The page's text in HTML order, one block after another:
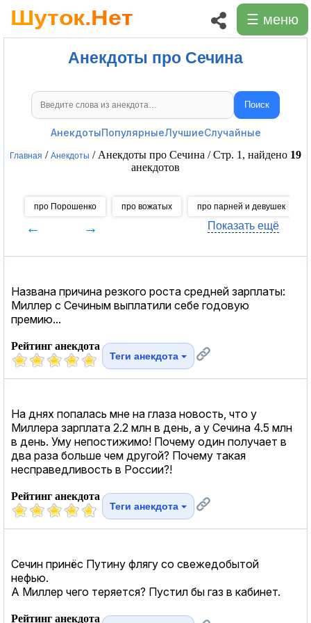
☰ меню
Анекдоты про Сечина
Поиск анекдотов Поиск
АнекдотыПопулярныеЛучшиеСлучайные
Главная / Анекдоты / Анекдоты про Сечина / Стр. 1, найдено 19
анекдотов
про Порошенко про вожатых про парней и девушек
← → Показать ещё
Названа причина резкого роста средней зарплаты:
Миллер с Сечиным выплатили себе годовую
премию...
Рейтинг анекдота
Теги анекдота
На днях попалась мне на глаза новость, что у
Миллера зарплата 2.2 млн в день, а у Сечина 4.5 млн
в день. Уму непостижимо! Почему один получает в
два раза больше чем другой? Почему такая
несправедливость в России?!
Рейтинг анекдота
Теги анекдота
Сечин принёс Путину флягу со свежедобытой
нефью.
А Миллер чего теряется? Пустил бы газ в кабинет.
Рейтинг анекдота